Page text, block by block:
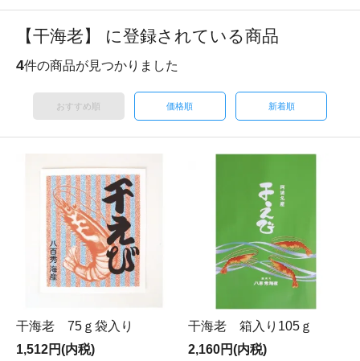
【干海老】 に登録されている商品
4件の商品が見つかりました
おすすめ順 価格順 新着順
干海老 75ｇ袋入り
1,512円(内税)
干海老 箱入り105ｇ
2,160円(内税)